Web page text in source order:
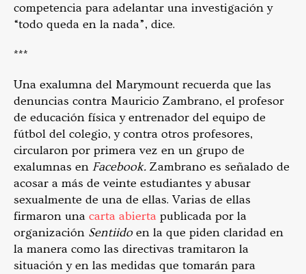
competencia para adelantar una investigación y
“todo queda en la nada”, dice.
***
Una exalumna del Marymount recuerda que las
denuncias contra Mauricio Zambrano, el profesor
de educación física y entrenador del equipo de
fútbol del colegio, y contra otros profesores,
circularon por primera vez en un grupo de
exalumnas en Facebook. Zambrano es señalado de
acosar a más de veinte estudiantes y abusar
sexualmente de una de ellas. Varias de ellas
firmaron una carta abierta publicada por la
organización Sentiidoen la que piden claridad en
la manera como las directivas tramitaron la
situación y en las medidas que tomarán para